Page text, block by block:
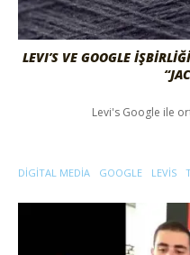
LEVI’S VE GOOGLE
Levi's Google ile
DIGITAL MEDIA GOOGLE LEVIS